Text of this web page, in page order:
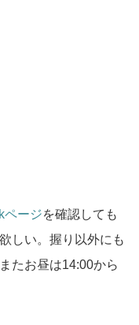
ページを確認しても
しい。握り以外にも
たお昼は14:00から